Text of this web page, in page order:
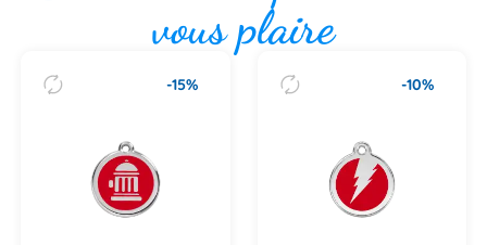
vous plaire
-15% -10%